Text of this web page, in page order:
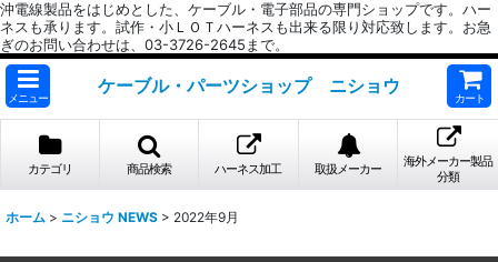
沖電線製品をはじめとした、ケーブル・電子部品の専門ショップです。ハー
ネスも承ります。試作・小ＬＯＴハーネスも出来る限り対応致します。お急
ぎのお問い合わせは、03-3726-2645まで。
メニュー
ケーブル・パーツショップ ニショウ
カート
カテゴリ 商品検索 ハーネス加工 取扱メーカー
海外メーカー製品
分類
ホーム > ニショウ NEWS > 2022年9月